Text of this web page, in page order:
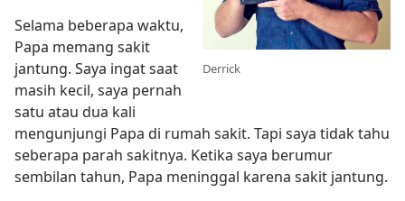
Derrick
Selama beberapa waktu,
Papa memang sakit
jantung. Saya ingat saat
masih kecil, saya pernah
satu atau dua kali
mengunjungi Papa di rumah sakit. Tapi saya tidak tahu
seberapa parah sakitnya. Ketika saya berumur
sembilan tahun, Papa meninggal karena sakit jantung.